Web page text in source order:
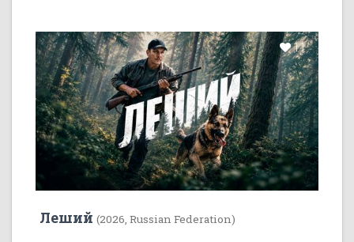
11
Леший (2026, Russian Federation)